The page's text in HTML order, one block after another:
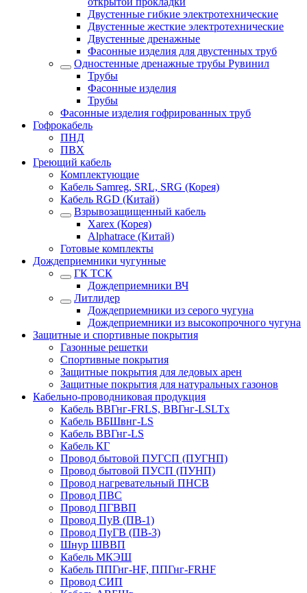
Двустенные гибкие электротехнические
Двустенные жесткие электротехнические
Двустенные дренажные
Фасонные изделия для двустенных труб
Одностенные дренажные трубы Рувинил
Трубы
Фасонные изделия
Трубы
Фасонные изделия гофрированных труб
Гофрокабель
ПНД
ПВХ
Греющий кабель
Комплектующие
Кабель Samreg, SRL, SRG (Корея)
Кабель RGD (Китай)
Взрывозащищенный кабель
Xarex (Корея)
Alphatrace (Китай)
Готовые комплекты
Дождеприемники чугунные
ГК ТСК
Дождеприемники ВЧ
Литлидер
Дождеприемники из серого чугуна
Дождеприемники из высокопрочного чугуна
Защитные и спортивные покрытия
Газонные решетки
Спортивные покрытия
Защитные покрытия для ледовых арен
Защитные покрытия для натуральных газонов
Кабельно-проводниковая продукция
Кабель ВВГнг-FRLS, ВВГнг-LSLTx
Кабель ВБШвнг-LS
Кабель ВВГнг-LS
Кабель КГ
Провод бытовой ПУГСП (ПУГНП)
Провод бытовой ПУСП (ПУНП)
Провод нагревательный ПНСВ
Провод ПВС
Провод ПГВВП
Провод ПуВ (ПВ-1)
Провод ПуГВ (ПВ-3)
Шнур ШВВП
Кабель МКЭШ
Кабель ППГнг-HF, ППГнг-FRHF
Провод СИП